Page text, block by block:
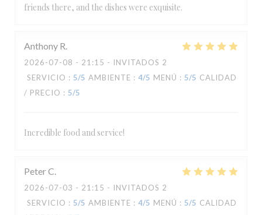
friends there, and the dishes were exquisite.
Anthony R
2026-07-08 - 21:15 - INVITADOS 2
SERVICIO : 5/5 AMBIENTE : 4/5 MENÚ : 5/5 CALIDAD
/ PRECIO : 5/5
Incredible food and service!
PeterC
2026-07-03 - 21:15 - INVITADOS 2
SERVICIO : 5/5 AMBIENTE : 4/5 MENÚ : 5/5 CALIDAD